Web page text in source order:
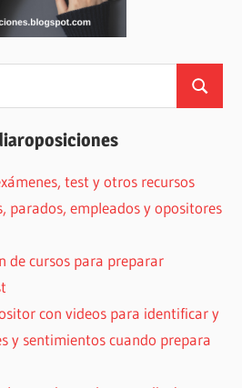
Buscar
test y otros recursos
parados, empleados y opositores
de cursos para preparar
con videos para identificar y
y sentimientos cuando prepara